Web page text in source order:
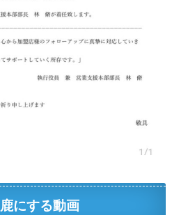
にする動画